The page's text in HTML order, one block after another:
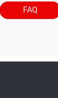
FAQ